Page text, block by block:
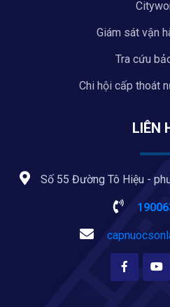
Giám sát vận
Tra cứu
Chi hội cấp thoát
LIÊN
Số 55 Đường Tô Hiệu -